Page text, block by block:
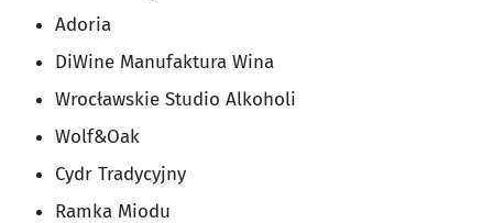
Adoria
DiWine Manufaktura Wina
Wrocławskie Studio Alkoholi
Wolf&Oak
Cydr Tradycyjny
Ramka Miodu